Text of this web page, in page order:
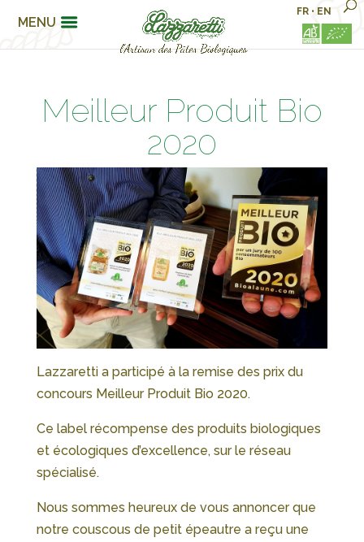
MENU
FR • EN
Meilleur Produit Bio
2020
Lazzaretti a participé à la remise des prix du
concours Meilleur Produit Bio 2020.
Ce label récompense des produits biologiques
et écologiques d’excellence, sur le réseau
spécialisé.
Nous sommes heureux de vous annoncer que
notre couscous de petit épeautre a reçu une